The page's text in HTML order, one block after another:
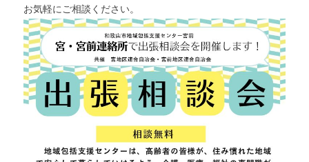
トップページ
お気軽にご相談ください。